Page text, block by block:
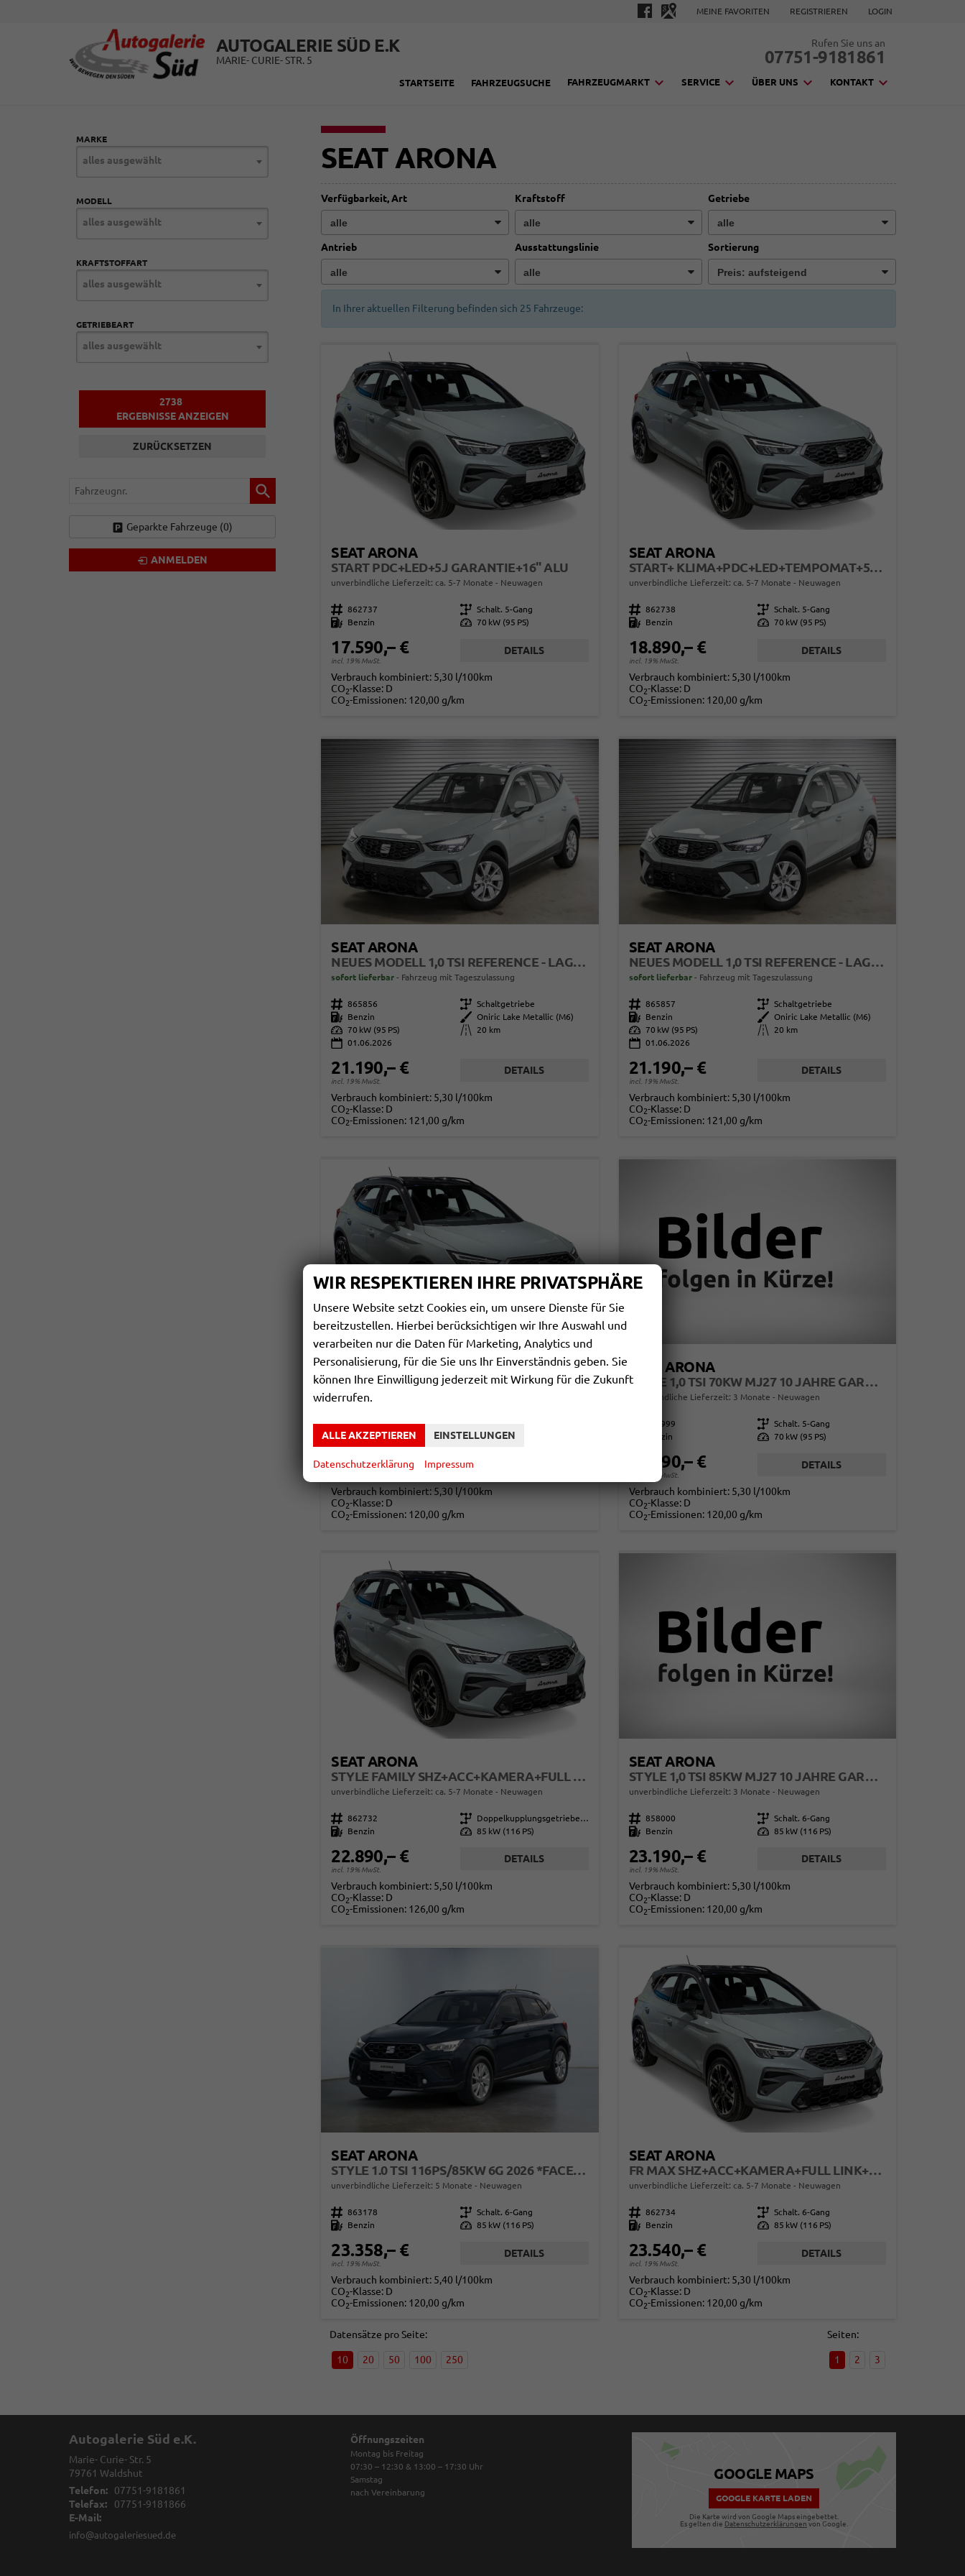
MEINE FAVORITEN REGISTRIEREN LOGIN
AUTOGALERIE SÜD E.K
MARIE- CURIE- STR. 5
Rufen Sie uns an
07751-9181861
STARTSEITE FAHRZEUGSUCHE FAHRZEUGMARKT SERVICE ÜBER UNS KONTAKT
SEAT ARONA
Verfügbarkeit, Art Kraftstoff Getriebe
Antrieb Ausstattungslinie Sortierung
In Ihrer aktuellen Filterung befinden sich 25 Fahrzeuge:
SEAT ARONA
START PDC+LED+5J GARANTIE+16" ALU
unverbindliche Lieferzeit: ca. 5-7 Monate Neuwagen
Fahrzeugnr. 862737 Getriebe Schalt. 5-Gang
Kraftstoff
Benzin Leistung 70 kW (95 PS)
17.590,– €
incl. 19% MwSt.
DETAILS
Verbrauch kombiniert: 5,30 l/100km
CO2-Klasse: D
CO2-Emissionen: 120,00 g/km
SEAT ARONA
START+ KLIMA+PDC+LED+TEMPOMAT+5J GARANTIE+16" ALU
unverbindliche Lieferzeit: ca. 5-7 Monate Neuwagen
Fahrzeugnr. 862738 Getriebe Schalt. 5-Gang
Kraftstoff
Benzin Leistung 70 kW (95 PS)
18.890,– €
incl. 19% MwSt.
DETAILS
Verbrauch kombiniert: 5,30 l/100km
CO2-Klasse: D
CO2-Emissionen: 120,00 g/km
SEAT ARONA
NEUES MODELL 1,0 TSI REFERENCE - LAGER
sofort lieferbar Fahrzeug mit Tageszulassung
Fahrzeugnr. 865856 Getriebe Schaltgetriebe
Kraftstoff
Benzin Außenfarbe
Oniric Lake Metallic (M6)
Leistung 70 kW (95 PS) Kilometerstand
20 km
01.06.2026
21.190,– €
incl. 19% MwSt.
DETAILS
Verbrauch kombiniert: 5,30 l/100km
CO2-Klasse: D
CO2-Emissionen: 121,00 g/km
SEAT ARONA
NEUES MODELL 1,0 TSI REFERENCE - LAGER
sofort lieferbar Fahrzeug mit Tageszulassung
Fahrzeugnr. 865857 Getriebe Schaltgetriebe
Kraftstoff
Benzin Außenfarbe
Oniric Lake Metallic (M6)
Leistung 70 kW (95 PS) Kilometerstand
20 km
01.06.2026
21.190,– €
incl. 19% MwSt.
DETAILS
Verbrauch kombiniert: 5,30 l/100km
CO2-Klasse: D
CO2-Emissionen: 121,00 g/km
SEAT ARONA
STYLE FAMILY SHZ+ACC+KAMERA+FULL LINK+KLIMA+LED+16" ALU
unverbindliche Lieferzeit: ca. 5-7 Monate
Fahrzeugnr. 862731
Kraftstoff Benzin Leistung 85 kW (116 PS)
21.220,– €
Verbrauch kombiniert: 5,30 l/100km
CO2-Klasse: D
CO2-Emissionen: 120,00 g/km
SEAT ARONA
STYLE 1,0 TSI 70KW MJ27 10 JAHRE GARANTIE
unverbindliche Lieferzeit: 3 Monate Neuwagen
857999 Getriebe Schalt. 5-Gang
Benzin Leistung 70 kW (95 PS)
22.690,– €
incl. 19% MwSt.
DETAILS
Verbrauch kombiniert: 5,30 l/100km
CO2-Klasse: D
CO2-Emissionen: 120,00 g/km
SEAT ARONA
STYLE FAMILY SHZ+ACC+KAMERA+FULL LINK+KLIMA+LED+16" ALU
unverbindliche Lieferzeit: ca. 5-7 Monate Neuwagen
Fahrzeugnr. 862732 Getriebe
Doppelkupplungsgetriebe (DSG)
Kraftstoff
Benzin Leistung 85 kW (116 PS)
22.890,– €
incl. 19% MwSt.
DETAILS
Verbrauch kombiniert: 5,50 l/100km
CO2-Klasse: D
CO2-Emissionen: 126,00 g/km
SEAT ARONA
STYLE 1,0 TSI 85KW MJ27 10 JAHRE GARANTIE
unverbindliche Lieferzeit: 3 Monate Neuwagen
Fahrzeugnr. 858000 Getriebe Schalt. 6-Gang
Kraftstoff
Benzin Leistung 85 kW (116 PS)
23.190,– €
incl. 19% MwSt.
DETAILS
Verbrauch kombiniert: 5,30 l/100km
CO2-Klasse: D
CO2-Emissionen: 120,00 g/km
SEAT ARONA
STYLE 1.0 TSI 116PS/85KW 6G 2026 *FACELIFTET*
unverbindliche Lieferzeit: 5 Monate Neuwagen
Fahrzeugnr. 863178 Getriebe Schalt. 6-Gang
Kraftstoff
Benzin Leistung 85 kW (116 PS)
23.358,– €
incl. 19% MwSt.
DETAILS
Verbrauch kombiniert: 5,40 l/100km
CO2-Klasse: D
CO2-Emissionen: 120,00 g/km
SEAT ARONA
FR MAX SHZ+ACC+KAMERA+FULL LINK+KLIMA+KESSY+LED+16" ALU
unverbindliche Lieferzeit: ca. 5-7 Monate Neuwagen
Fahrzeugnr. 862734 Getriebe Schalt. 6-Gang
Kraftstoff
Benzin Leistung 85 kW (116 PS)
23.540,– €
incl. 19% MwSt.
DETAILS
Verbrauch kombiniert: 5,30 l/100km
CO2-Klasse: D
CO2-Emissionen: 120,00 g/km
Datensätze pro Seite:
10 20 50 100 250
Seiten:
1 2 3
MARKE
alles ausgewählt
MODELL
alles ausgewählt
KRAFTSTOFFART
alles ausgewählt
GETRIEBEART
alles ausgewählt
2738
ERGEBNISSE ANZEIGEN
ZURÜCKSETZEN
Fahrzeugnr.
Geparkte Fahrzeuge (0)
ANMELDEN
Autogalerie Süd e.K.
Marie- Curie- Str. 5
79761 Waldshut
Telefon:
07751-9181861
Telefax:
07751-9181866
E-Mail:
info@autogaleriesued.de
Öffnungszeiten
Montag bis Freitag
07:30 – 12:30 & 13:00 – 17:30 Uhr
Samstag
nach Vereinbarung
GOOGLE MAPS
GOOGLE KARTE LADEN
Die Karte wird von Google Maps eingebettet.
Es gelten die Datenschutzerklärungen von Google.
WIR RESPEKTIEREN IHRE PRIVATSPHÄRE
Unsere Website setzt Cookies ein, um unsere Dienste für Sie
bereitzustellen. Hierbei berücksichtigen wir Ihre Auswahl und
verarbeiten nur die Daten für Marketing, Analytics und
Personalisierung, für die Sie uns Ihr Einverständnis geben. Sie
können Ihre Einwilligung jederzeit mit Wirkung für die Zukunft
widerrufen.
ALLE AKZEPTIEREN EINSTELLUNGEN
Datenschutzerklärung Impressum